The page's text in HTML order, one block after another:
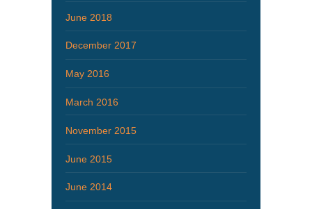
June 2018
December 2017
May 2016
March 2016
November 2015
June 2015
June 2014